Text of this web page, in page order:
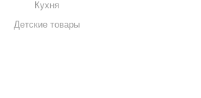
Кухня
Детские товары